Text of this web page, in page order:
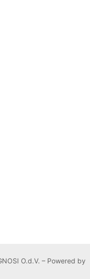
O.d.V. – Powered by